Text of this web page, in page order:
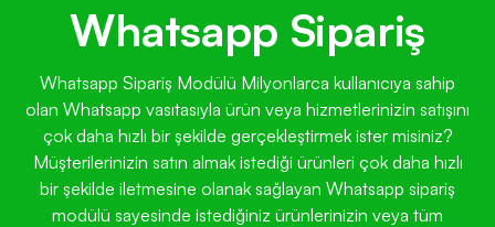
Whatsapp Sipariş
Whatsapp Sipariş Modülü Milyonlarca kullanıcıya sahip
olan Whatsapp vasıtasıyla ürün veya hizmetlerinizin satışını
çok daha hızlı bir şekilde gerçekleştirmek ister misiniz?
Müşterilerinizin satın almak istediği ürünleri çok daha hızlı
bir şekilde iletmesine olanak sağlayan Whatsapp sipariş
modülü sayesinde istediğiniz ürünlerinizin veya tüm